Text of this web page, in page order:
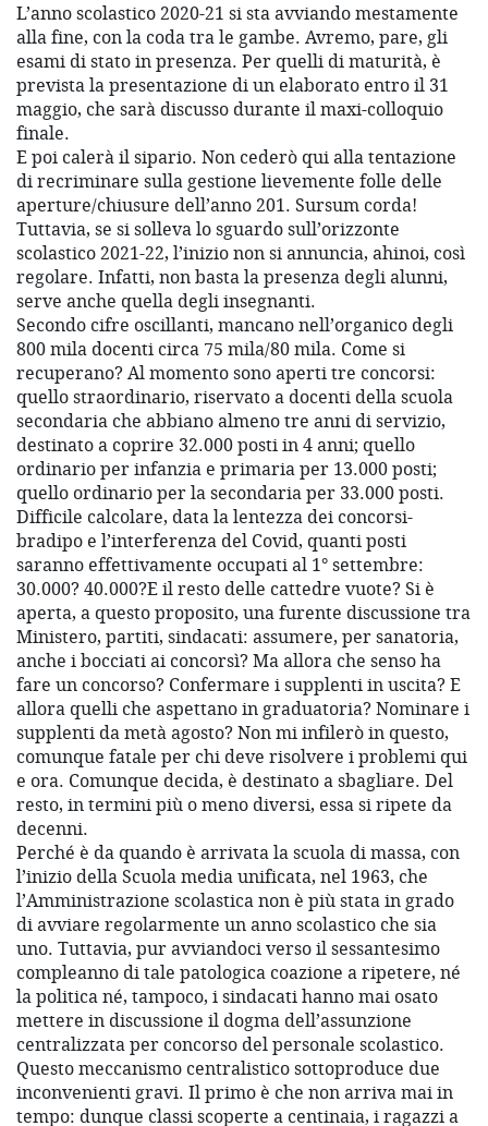
L’anno scolastico 2020-21 si sta avviando mestamente
alla fine, con la coda tra le gambe. Avremo, pare, gli
esami di stato in presenza. Per quelli di maturità, è
prevista la presentazione di un elaborato entro il 31
maggio, che sarà discusso durante il maxi-colloquio
finale.
E poi calerà il sipario. Non cederò qui alla tentazione
di recriminare sulla gestione lievemente folle delle
aperture/chiusure dell’anno 201. Sursum corda!
Tuttavia, se si solleva lo sguardo sull’orizzonte
scolastico 2021-22, l’inizio non si annuncia, ahinoi, così
regolare. Infatti, non basta la presenza degli alunni,
serve anche quella degli insegnanti.
Secondo cifre oscillanti, mancano nell’organico degli
800 mila docenti circa 75 mila/80 mila. Come si
recuperano? Al momento sono aperti tre concorsi:
quello straordinario, riservato a docenti della scuola
secondaria che abbiano almeno tre anni di servizio,
destinato a coprire 32.000 posti in 4 anni; quello
ordinario per infanzia e primaria per 13.000 posti;
quello ordinario per la secondaria per 33.000 posti.
Difficile calcolare, data la lentezza dei concorsi-
bradipo e l’interferenza del Covid, quanti posti
saranno effettivamente occupati al 1° settembre:
30.000? 40.000?E il resto delle cattedre vuote? Si è
aperta, a questo proposito, una furente discussione tra
Ministero, partiti, sindacati: assumere, per sanatoria,
anche i bocciati ai concorsì? Ma allora che senso ha
fare un concorso? Confermare i supplenti in uscita? E
allora quelli che aspettano in graduatoria? Nominare i
supplenti da metà agosto? Non mi infilerò in questo,
comunque fatale per chi deve risolvere i problemi qui
e ora. Comunque decida, è destinato a sbagliare. Del
resto, in termini più o meno diversi, essa si ripete da
decenni.
Perché è da quando è arrivata la scuola di massa, con
l’inizio della Scuola media unificata, nel 1963, che
l’Amministrazione scolastica non è più stata in grado
di avviare regolarmente un anno scolastico che sia
uno. Tuttavia, pur avviandoci verso il sessantesimo
compleanno di tale patologica coazione a ripetere, né
la politica né, tampoco, i sindacati hanno mai osato
mettere in discussione il dogma dell’assunzione
centralizzata per concorso del personale scolastico.
Questo meccanismo centralistico sottoproduce due
inconvenienti gravi. Il primo è che non arriva mai in
tempo: dunque classi scoperte a centinaia, i ragazzi a